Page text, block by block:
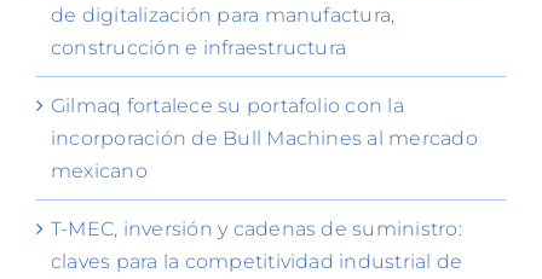
de digitalización para manufactura,
construcción e infraestructura
Gilmaq fortalece su portafolio con la
incorporación de Bull Machines al mercado
mexicano
T-MEC, inversión y cadenas de suministro:
claves para la competitividad industrial de